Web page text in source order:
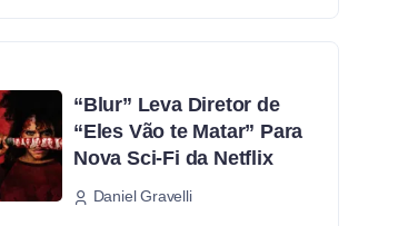
“Blur” Leva Diretor de
“Eles Vão te Matar” Para
Nova Sci-Fi da Netflix
Daniel Gravelli